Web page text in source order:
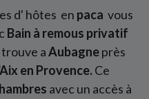
d' hôtes en paca vous
Bain à remous privatif
aAubagneprès
en Provence.Ce
avec un accès à